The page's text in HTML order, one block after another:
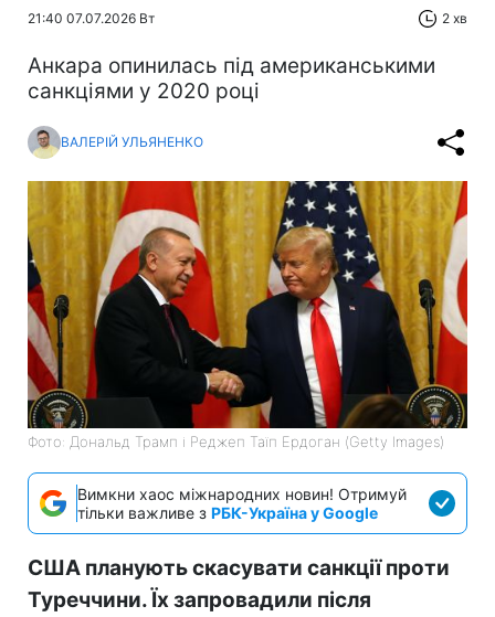
21:40 07.07.2026 Вт 2 хв
Анкара опинилась під американськими
санкціями у 2020 році
ВАЛЕРІЙ УЛЬЯНЕНКО
Фото: Дональд Трамп і Реджеп Таїп Ердоган (Getty Images)
Вимкни хаос міжнародних новин! Отримуй
тільки важливе з РБК-Україна у Google
США планують скасувати санкції проти
Туреччини. Їх запровадили після